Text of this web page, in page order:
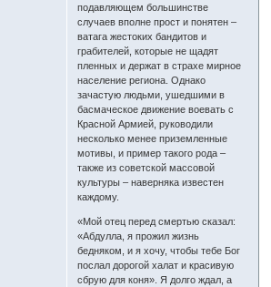
подавляющем большинстве
случаев вполне прост и понятен –
ватага жестоких бандитов и
грабителей, которые не щадят
пленных и держат в страхе мирное
население региона. Однако
зачастую людьми, ушедшими в
басмаческое движение воевать с
Красной Армией, руководили
несколько менее приземленные
мотивы, и пример такого рода –
также из советской массовой
культуры – наверняка известен
каждому.
«Мой отец перед смертью сказал:
«Абдулла, я прожил жизнь
бедняком, и я хочу, чтобы тебе Бог
послал дорогой халат и красивую
сбрую для коня». Я долго ждал, а